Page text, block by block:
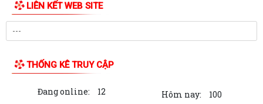
LIÊN KẾT WEB SITE
THỐNG KÊ TRUY CẬP
Đang online: 12 Hôm nay:
100